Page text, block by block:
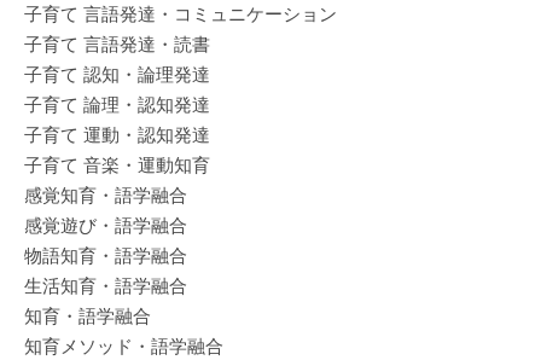
子育て 言語発達・コミュニケーション
子育て 言語発達・読書
子育て 認知・論理発達
子育て 論理・認知発達
子育て 運動・認知発達
子育て 音楽・運動知育
感覚知育・語学融合
感覚遊び・語学融合
物語知育・語学融合
生活知育・語学融合
知育・語学融合
知育メソッド・語学融合